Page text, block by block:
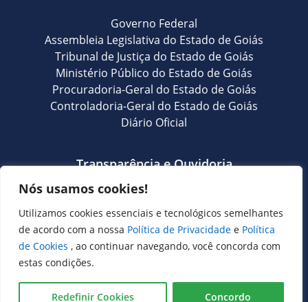
Nós usamos cookies!
Utilizamos cookies essenciais e tecnológicos semelhantes
de acordo com a nossa Política de Privacidade e Política
de Cookies , ao continuar navegando, você concorda com
estas condições.
Redefinir Cookies Concordo
Governo Federal
Assembleia Legislativa do Estado de Goiás
Tribunal de Justiça do Estado de Goiás
Ministério Público do Estado de Goiás
Procuradoria-Geral do Estado de Goiás
Controladoria-Geral do Estado de Goiás
Diário Oficial
Transparência e Ouvidoria
LGPD
Goiás Transparência
Dados Abertos Goiás
SIC – Serviço de Informação ao Cidadão
e-SIC – Serviço Eletrônico de Informação ao Cidadão
Ouvidoria Setorial (Expresso)
Ouvidoria Setorial (Presencial)